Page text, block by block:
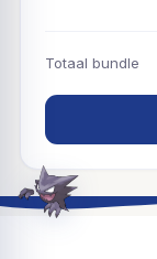
Totaal bundle